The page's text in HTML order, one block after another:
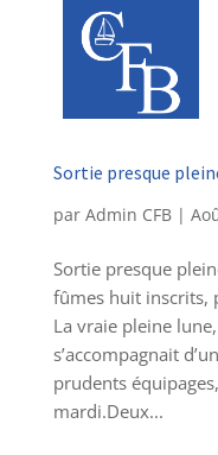
Sortie presque
par Admin CFB|
Sortie presque
fûmes huit inscrits,
La vraie pleine
s’accompagnait
prudents
mardi.Deux...